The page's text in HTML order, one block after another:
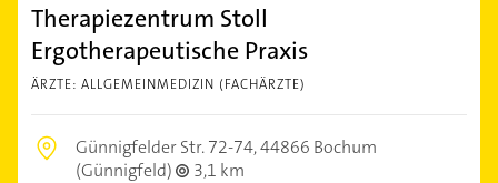
Therapiezentrum Stoll
Ergotherapeutische Praxis
ÄRZTE: ALLGEMEINMEDIZIN (FACHÄRZTE)
Günnigfelder Str. 72-74,44866 Bochum
(Günnigfeld)
3,1 km